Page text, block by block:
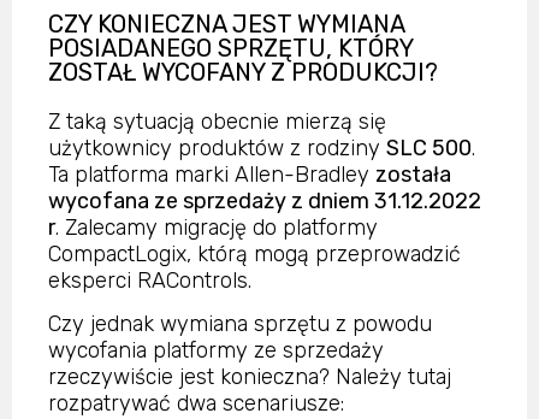
CZY KONIECZNA JEST WYMIANA
POSIADANEGO SPRZĘTU, KTÓRY
ZOSTAŁ WYCOFANY Z PRODUKCJI?
Z taką sytuacją obecnie mierzą się
użytkownicy produktów z rodziny SLC 500.
Ta platforma marki Allen-Bradley została
wycofana ze sprzedaży z dniem 31.12.2022
r. Zalecamy migrację do platformy
CompactLogix, którą mogą przeprowadzić
eksperci RAControls.
Czy jednak wymiana sprzętu z powodu
wycofania platformy ze sprzedaży
rzeczywiście jest konieczna? Należy tutaj
rozpatrywać dwa scenariusze: